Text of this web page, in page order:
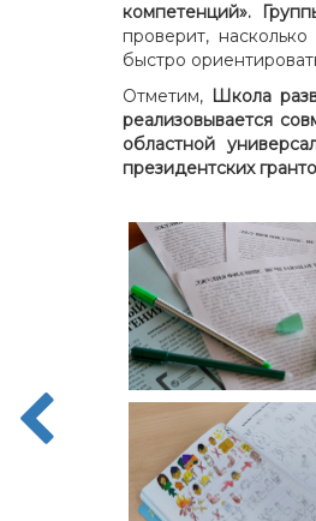
компетенций».
проверит,
быстро
Отметим, Школа
реализовывается
областной
президентских